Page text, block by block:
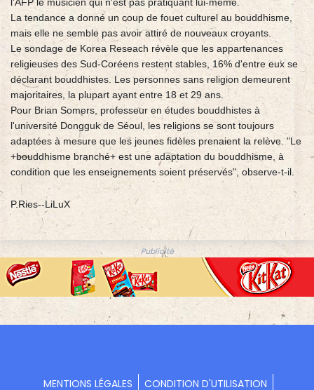
La tendance a donné un coup de fouet culturel au bouddhisme,
mais elle ne semble pas avoir attiré de nouveaux croyants.
Le sondage de Korea Reseach révèle que les appartenances
religieuses des Sud-Coréens restent stables, 16% d'entre eux se
déclarant bouddhistes. Les personnes sans religion demeurent
majoritaires, la plupart ayant entre 18 et 29 ans.
Pour Brian Somers, professeur en études bouddhistes à
l'université Dongguk de Séoul, les religions se sont toujours
adaptées à mesure que les jeunes fidèles prenaient la relève. "Le
+bouddhisme branché+ est une adaptation du bouddhisme, à
condition que les enseignements soient préservés", observe-t-il.
P.Ries--LiLuX
Publicité
MENTIONS LÉGALES CONDITION D'UTILISATION